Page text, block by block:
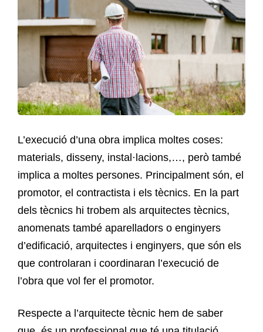
L’execució d’una obra implica moltes coses:
materials, disseny, instal·lacions,…, però també
implica a moltes persones. Principalment són, el
promotor, el contractista i els tècnics. En la part
dels tècnics hi trobem als arquitectes tècnics,
anomenats també aparelladors o enginyers
d’edificació, arquitectes i enginyers, que són els
que controlaran i coordinaran l’execució de
l’obra que vol fer el promotor.
Respecte a l’arquitecte tècnic hem de saber